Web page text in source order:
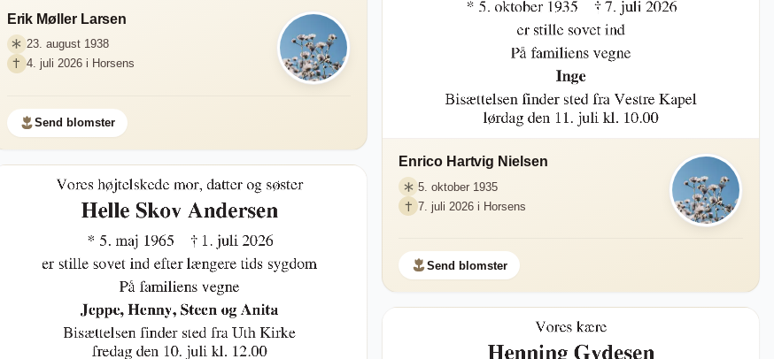
Erik Møller Larsen
23. august 1938
4. juli 2026 i Horsens
Send blomster
Enrico Hartvig Nielsen
5. oktober 1935
7. juli 2026 i Horsens
Send blomster